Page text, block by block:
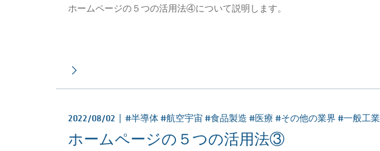
ホームページの５つの活用法④について説明します。
2022/08/02 | #半導体 #航空宇宙 #食品製造 #医療 #その他の業界 #一般工業
ホームページの５つの活用法③